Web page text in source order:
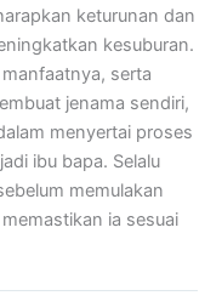
keturunan dan
kesuburan.
serta
jenama sendiri,
menyertai proses
ibu bapa. Selalu
memulakan
ia sesuai